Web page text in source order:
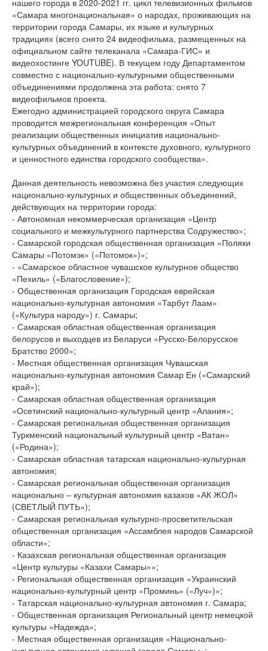
«Самара многонациональная» о народах, проживающих на
территории города Самары, их языке и культурных
традициях (всего снято 24 видеофильма, размещенных на
официальном сайте телеканала «Самара-ГИС» и
видеохостинге YOUTUBE). В текущем году Департаментом
совместно с национально-культурными общественными
объединениями продолжена эта работа: снято 7
видеофильмов проекта.
Ежегодно администрацией городского округа Самара
проводится межрегиональная конференция «Опыт
реализации общественных инициатив национально-
культурных объединений в контексте духовного, культурного
и ценностного единства городского сообщества».
Данная деятельность невозможна без участия следующих
национально-культурных и общественных объединений,
действующих на территории города:
- Автономная некоммерческая организация «Центр
социального и межкультурного партнерства Содружество»;
- Самарской городская общественная организация «Поляки
Самары «Потомэк» («Потомок»)»;
- «Самарское областное чувашское культурное общество
«Пехиль» («Благословение»);
- Общественная организация Городская еврейская
национально-культурная автономия «Тарбут Лаам»
(«Культура народу») г. Самары;
- Самарская областная общественная организация
белорусов и выходцев из Беларуси «Русско-Белорусское
Братство 2000»;
- Местная общественная организация Чувашская
национально-культурная автономия Самар Ен («Самарский
край»);
- Самарская областная общественная организация
«Осетинский национально-культурный центр «Алания»;
- Самарская региональная общественная организация
Туркменский национальный культурный центр «Ватан»
(«Родина»);
- Самарская областная татарская национально-культурная
автономия;
- Самарская региональная общественная организация
национально – культурная автономия казахов «АК ЖОЛ»
(СВЕТЛЫЙ ПУТЬ»);
- Самарская региональная культурно-просветительская
общественная организация «Ассамблея народов Самарской
области»;
- Казахская региональная общественная организация
«Центр культуры «Казахи Самары»»;
- Региональная общественная организация «Украинский
национально-культурный центр «Проминь» («Луч»)»;
- Татарская национально-культурная автономия г. Самара;
- Общественная организация Региональный центр немецкой
культуры «Надежда»;
- Местная общественная организация «Национально-